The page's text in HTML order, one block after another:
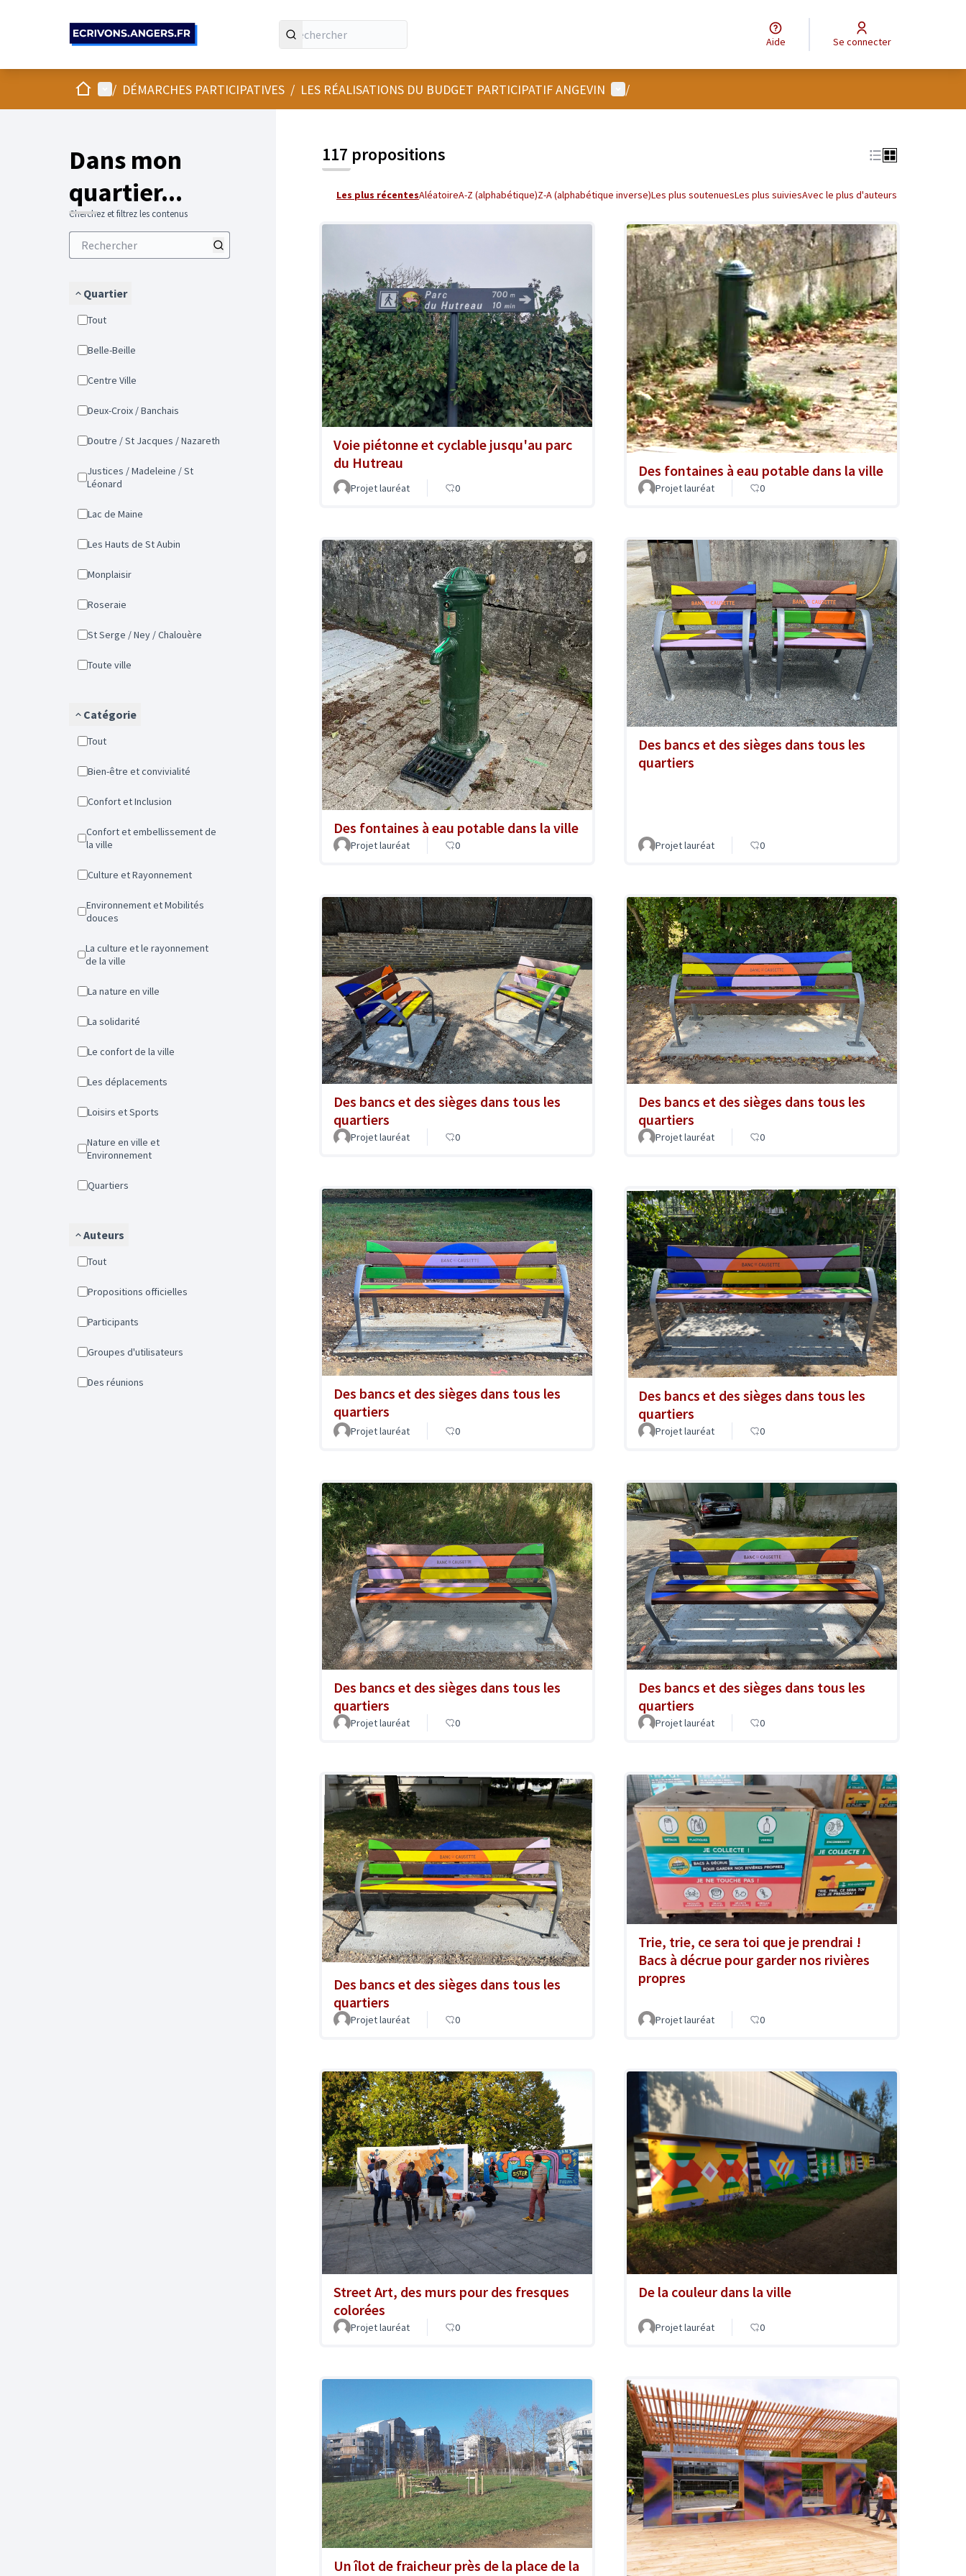
Aide Se connecter
AccueilMenu principal
/ DÉMARCHES PARTICIPATIVES / LES RÉALISATIONS DU BUDGET PARTICIPATIF ANGEVIN Menu utilisateur
/
Dans mon
quartier...
Cherchez et filtrez les contenus
Quartier
Tout
Belle-Beille
Centre Ville
Deux-Croix / Banchais
Doutre / St Jacques / Nazareth
Justices / Madeleine / St
Léonard
Lac de Maine
Les Hauts de St Aubin
Monplaisir
Roseraie
St Serge / Ney / Chalouère
Toute ville
Catégorie
Tout
Bien-être et convivialité
Confort et Inclusion
Confort et embellissement de
la ville
Culture et Rayonnement
Environnement et Mobilités
douces
La culture et le rayonnement
de la ville
La nature en ville
La solidarité
Le confort de la ville
Les déplacements
Loisirs et Sports
Nature en ville et
Environnement
Quartiers
Auteurs
Tout
Propositions officielles
Participants
Groupes d'utilisateurs
Des réunions
117 propositions
Les plus récentesAléatoireA-Z (alphabétique)Z-A (alphabétique inverse)Les plus soutenuesLes plus suiviesAvec le plus d'auteurs
Voie piétonne et cyclable jusqu'au parc
du Hutreau
Projet lauréat 0
Des fontaines à eau potable dans la ville
Projet lauréat 0
Des fontaines à eau potable dans la ville
Projet lauréat 0
Des bancs et des sièges dans tous les
quartiers
Projet lauréat 0
Des bancs et des sièges dans tous les
quartiers
Projet lauréat 0
Des bancs et des sièges dans tous les
quartiers
Projet lauréat 0
Des bancs et des sièges dans tous les
quartiers
Projet lauréat 0
Des bancs et des sièges dans tous les
quartiers
Projet lauréat 0
Des bancs et des sièges dans tous les
quartiers
Projet lauréat 0
Des bancs et des sièges dans tous les
quartiers
Projet lauréat 0
Des bancs et des sièges dans tous les
quartiers
Projet lauréat 0
Trie, trie, ce sera toi que je prendrai !
Bacs à décrue pour garder nos rivières
propres
Projet lauréat 0
Street Art, des murs pour des fresques
colorées
Projet lauréat 0
De la couleur dans la ville
Projet lauréat 0
Un îlot de fraicheur près de la place de la